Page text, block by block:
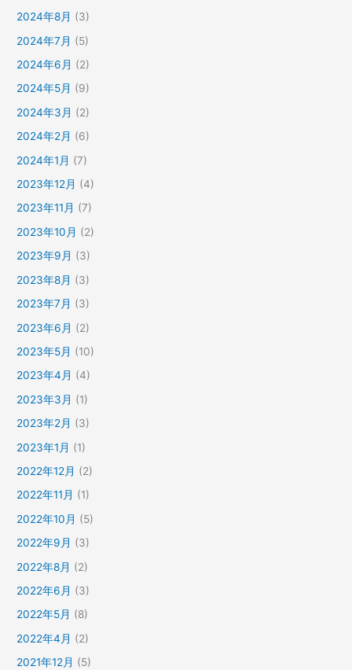
2024年8月 (3)
2024年7月 (5)
2024年6月 (2)
2024年5月 (9)
2024年3月 (2)
2024年2月 (6)
2024年1月 (7)
2023年12月 (4)
2023年11月 (7)
2023年10月 (2)
2023年9月 (3)
2023年8月 (3)
2023年7月 (3)
2023年6月 (2)
2023年5月 (10)
2023年4月 (4)
2023年3月 (1)
2023年2月 (3)
2023年1月 (1)
2022年12月 (2)
2022年11月 (1)
2022年10月 (5)
2022年9月 (3)
2022年8月 (2)
2022年6月 (3)
2022年5月 (8)
2022年4月 (2)
2021年12月 (5)